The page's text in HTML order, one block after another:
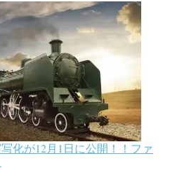
化が12月1日に公開！！ファ